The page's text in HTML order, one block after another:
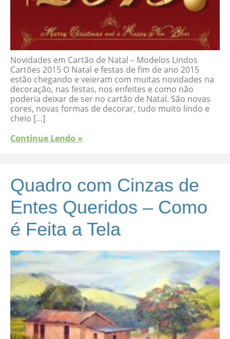
Novidades em Cartão de Natal – Modelos Lindos
Cartões 2015 O Natal e festas de fim de ano 2015
estão chegando e veieram com muitas novidades na
decoração, nas festas, nos enfeites e como não
poderia deixar de ser no cartão de Natal. São novas
cores, novas formas de decorar, tudo muito lindo e
cheio […]
Continue Lendo »
Quadro com Cinzas de
Entes Queridos – Como
é Feita a Tela